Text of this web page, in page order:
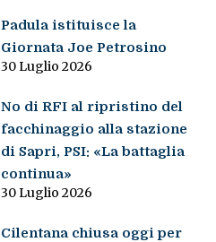
Padula istituisce la
Giornata Joe Petrosino
30 Luglio 2026
No di RFI al ripristino del
facchinaggio alla stazione
di Sapri, PSI: «La battaglia
continua»
30 Luglio 2026
Cilentana chiusa oggi per